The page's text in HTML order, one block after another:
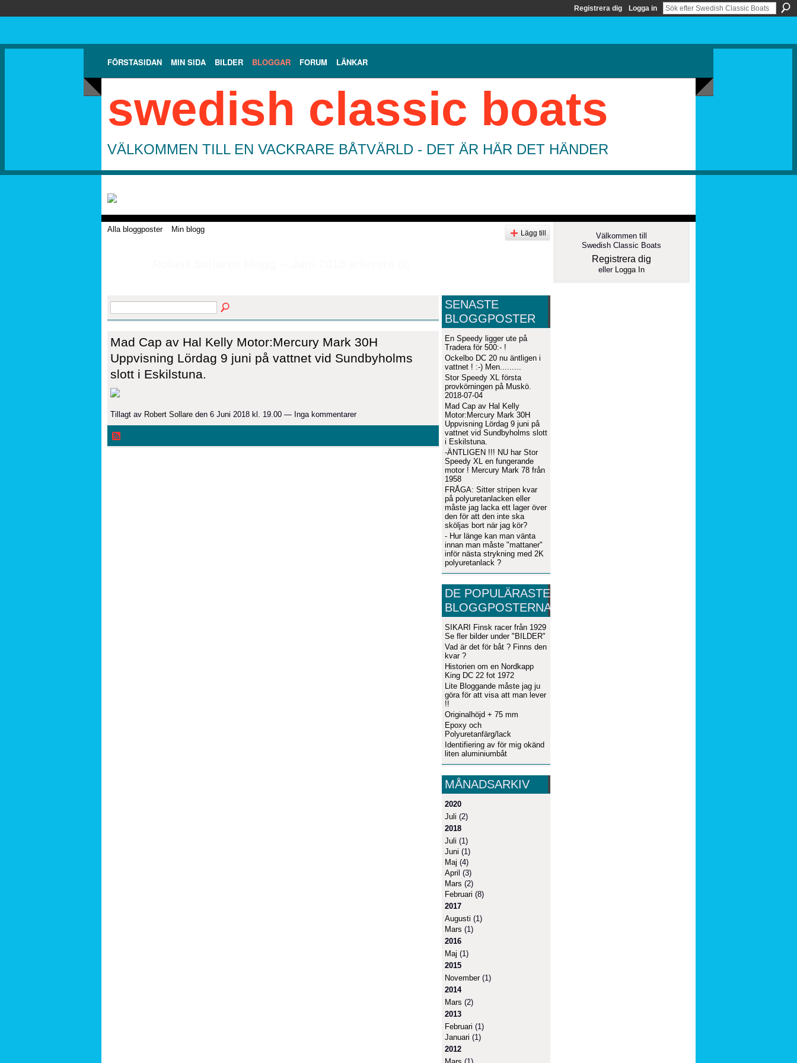
Registrera dig Logga in
FÖRSTASIDAN MIN SIDA BILDER BLOGGAR FORUM LÄNKAR
swedish classic boats
VÄLKOMMEN TILL EN VACKRARE BÅTVÄRLD - DET ÄR HÄR DET HÄNDER
Alla bloggposter Min blogg Lägg till
Mad Cap av Hal Kelly Motor:Mercury Mark 30H
Uppvisning Lördag 9 juni på vattnet vid Sundbyholms
slott i Eskilstuna.
Tillagt av Robert Sollare den 6 Juni 2018 kl. 19.00 — Inga kommentarer
SENASTE
BLOGGPOSTER
En Speedy ligger ute på
Tradera för 500:- !
Ockelbo DC 20 nu äntligen i
vattnet ! :-) Men.........
Stor Speedy XL första
provkörningen på Muskö.
2018-07-04
Mad Cap av Hal Kelly
Motor:Mercury Mark 30H
Uppvisning Lördag 9 juni på
vattnet vid Sundbyholms slott
i Eskilstuna.
-ÄNTLIGEN !!! NU har Stor
Speedy XL en fungerande
motor ! Mercury Mark 78 från
1958
FRÅGA: Sitter stripen kvar
på polyuretanlacken eller
måste jag lacka ett lager över
den för att den inte ska
sköljas bort när jag kör?
- Hur länge kan man vänta
innan man måste "mattaner"
inför nästa strykning med 2K
polyuretanlack ?
DE POPULÄRASTE
BLOGGPOSTERNA
SIKARI Finsk racer från 1929
Se fler bilder under "BILDER"
Vad är det för båt ? Finns den
kvar ?
Historien om en Nordkapp
King DC 22 fot 1972
Lite Bloggande måste jag ju
göra för att visa att man lever
!!
Originalhöjd + 75 mm
Epoxy och
Polyuretanfärg/lack
Identifiering av för mig okänd
liten aluminiumbåt
MÅNADSARKIV
2020
Juli (2)
2018
Juli (1)
Juni (1)
Maj (4)
April (3)
Mars (2)
Februari (8)
2017
Augusti (1)
Mars (1)
2016
Maj (1)
2015
November(1)
2014
Mars (2)
2013
Februari (1)
Januari (1)
2012
Mars (1)
Välkommen till
Swedish Classic Boats
Registrera dig
eller Logga In